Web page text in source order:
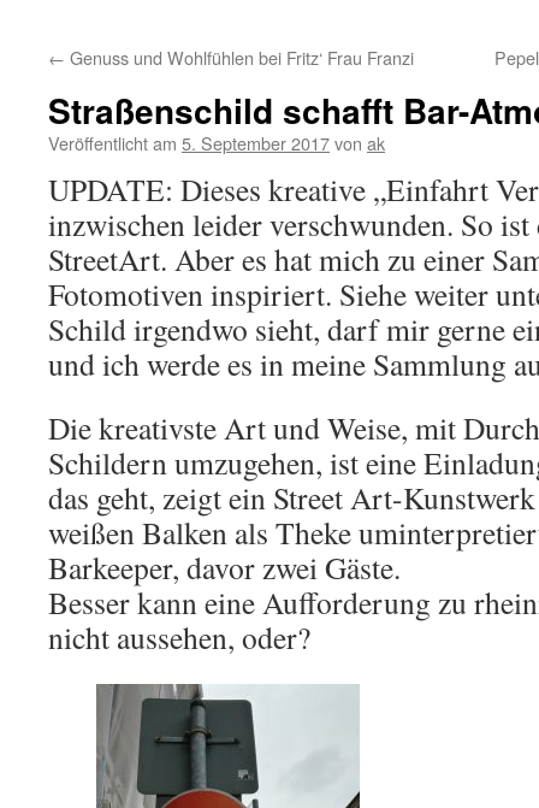
← Genuss und Wohlfühlen bei Fritz‘ Frau Franzi
Straßenschild schafft Bar-
Veröffentlicht am 5. September 2017von ak
UPDATE: Dieses kreative „Einfahrt
inzwischen leider verschwunden. So ist
StreetArt. Aber es hat mich zu einer
Fotomotiven inspiriert. Siehe weiter
Schild irgendwo sieht, darf mir gerne
und ich werde es in meine Sammlung
Die kreativste Art und Weise, mit
Schildern umzugehen, ist eine
das geht, zeigt ein Street Art-
weißen Balken als Theke
Barkeeper, davor zwei Gäste.
Besser kann eine Aufforderung zu
nicht aussehen, oder?